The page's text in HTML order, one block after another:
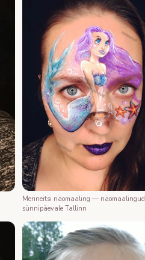
Merineitsi näomaaling — näomaalingud
sünnipäevale Tallinn